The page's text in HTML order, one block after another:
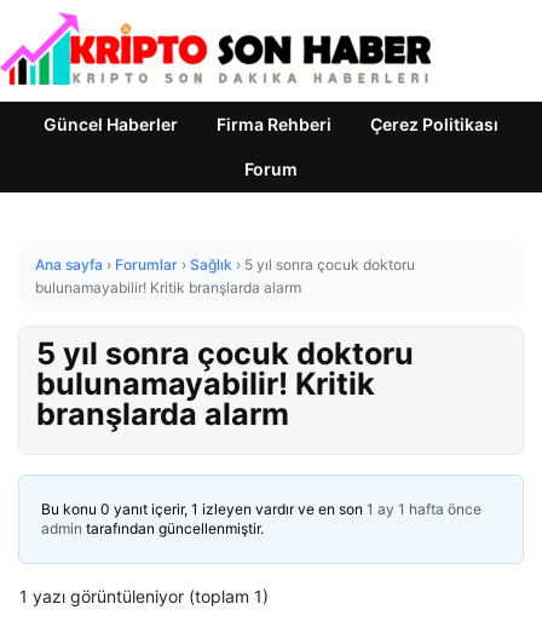
Güncel Haberler Firma Rehberi Çerez Politikası
Forum
Ana sayfa › Forumlar › Sağlık › 5 yıl sonra çocuk doktoru
bulunamayabilir! Kritik branşlarda alarm
5 yıl sonra çocuk doktoru
bulunamayabilir! Kritik
branşlarda alarm
Bu konu 0 yanıt içerir, 1 izleyen vardır ve en son 1 ay 1 hafta önce
admin tarafından güncellenmiştir.
1 yazı görüntüleniyor (toplam 1)